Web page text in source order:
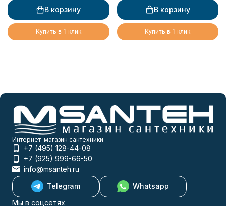
В корзину
Купить в 1 клик
В корзину
Купить в 1 клик
Интернет-магазин сантехники
+7 (495) 128-44-08
+7 (925) 999-66-50
info@msanteh.ru
Telegram
Whatsapp
Мы в соцсетях